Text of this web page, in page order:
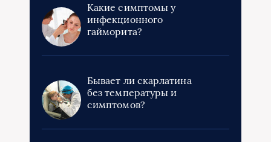
Какие симптомы у
инфекционного
гайморита?
Бывает ли скарлатина
без температуры и
симптомов?